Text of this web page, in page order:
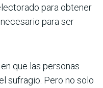
para obte­ner
para ser
que las personas
sufragio. Pero no solo